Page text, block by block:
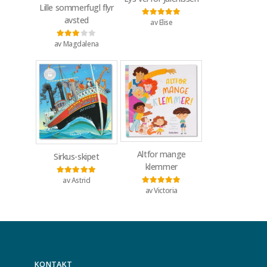
Lille sommerfugl flyr
avsted
Vurdert3av 5
av Magdalena
Vurdert5
av Elise
Sirkus-skipet
Vurdert5
av Astrid
Altfor mange
klemmer
Vurdert5av 5
av Victoria
KONTAKT